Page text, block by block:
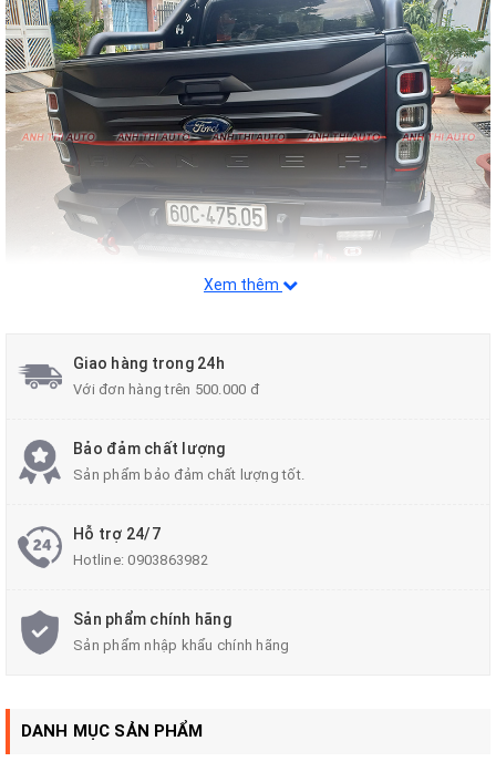
Những điều cần làm khi mới mua xe như:
Dán film cách nhiệt
Phủ gầm bảo vệ xe
Màn hình android giải trí
Xem thêm
Giao hàng trong 24h
Với đơn hàng trên 500.000 đ
Bảo đảm chất lượng
Sản phẩm bảo đảm chất lượng tốt.
Hỗ trợ 24/7
Hotline:0903863982
Sản phẩm chính hãng
Sản phẩm nhập khẩu chính hãng
DANH MỤC SẢN PHẨM